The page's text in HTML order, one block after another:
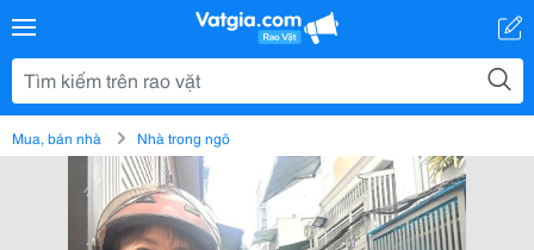
Mua, bán nhà Nhà trong ngõ